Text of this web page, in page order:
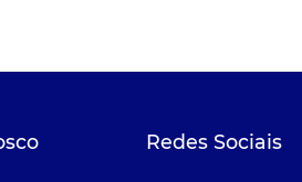
Redes Sociais